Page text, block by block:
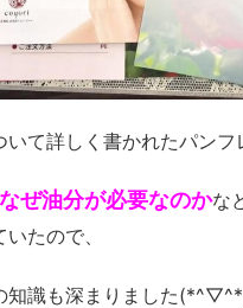
いて詳しく書かれたパンフ
ぜ油分が必要なのかな
たので、
知識も深まりました